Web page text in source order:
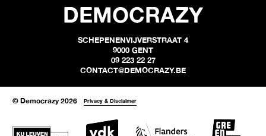
DEMOCRAZY
SCHEPENENVIJVERSTRAAT 4
9000 GENT
09 223 22 27
CONTACT@DEMOCRAZY.BE
© Democrazy 2026 Privacy & Disclaimer